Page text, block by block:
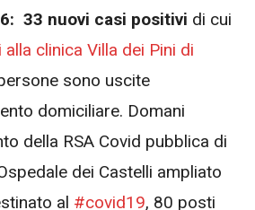
33 nuovi casi positivi di cui
clinica Villa dei Pini di
sono uscite
domiciliare. Domani
della RSA Covid pubblica di
dei Castelli ampliato
al #covid19, 80 posti